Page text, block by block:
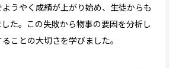
うやく成績が上がり始め、生徒からも
た。この失敗から物事の要因を分析し
ことの大切さを学びました。